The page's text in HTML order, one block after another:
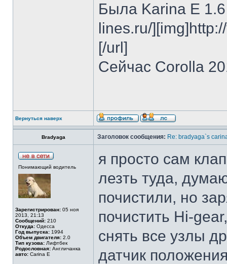
Была Karina E
lines.ru/
[/url]
Сейчас Corolla
Вернуться наверх
Bradyaga Заголовок сообщения: Re: bradyaga`s
Понимающий водитель
Зарегистрирован: 05 ноя
2013, 21:13
Сообщений: 210
Откуда: Одесса
Год выпуска: 1994
Объем двигателя: 2.0
Тип кузова: Лифтбек
Родословная: Англичанка
авто: Carina E
я просто сам
лезть туда,
почистили, но
почистить Hi-
снять все узлы
датчик